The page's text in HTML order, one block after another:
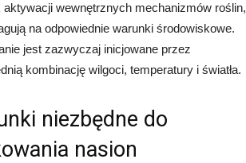
aktywacji wewnętrznych mechanizmów roślin,
na odpowiednie warunki środowiskowe.
jest zazwyczaj inicjowane przez
kombinację wilgoci, temperatury i światła.
niezbędne do
nasion